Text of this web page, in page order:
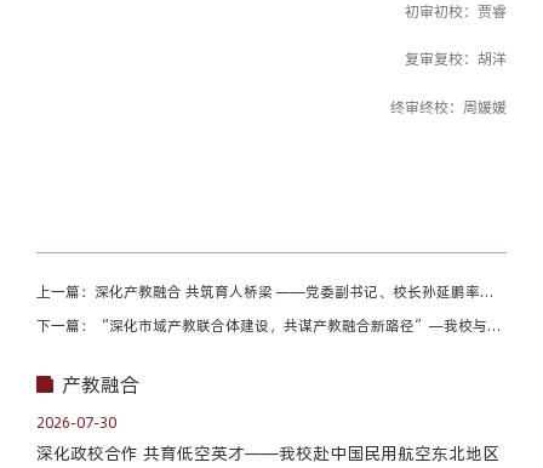
初审初校：贾睿
复审复校：胡洋
终审终校：周媛媛
上一篇：深化产教融合 共筑育人桥梁 ——党委副书记、校长孙延鹏率队
赴高新企业调研
下一篇：“深化市域产教联合体建设，共谋产教融合新路径”—我校与沈
产教融合
2026-07-30
深化政校合作 共育低空英才——我校赴中国民用航空东北地区